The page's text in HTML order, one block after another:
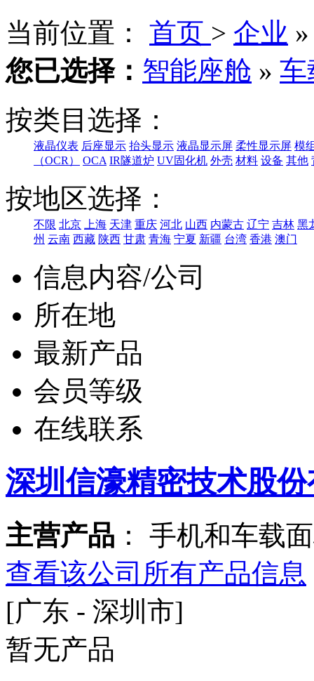
当前位置： 首页 > 企业
您已选择： 智能座舱 » 车
按类目选择：
液晶仪表 后座显示 抬头显示 液晶显示屏 柔性显示屏 模
（OCR）
OCA IR隧道炉 UV固化机 外壳 材料 设备 其他
按地区选择：
不限 北京 上海 天津 重庆 河北 山西 内蒙古 辽宁 吉林 黑
州 云南 西藏 陕西 甘肃 青海 宁夏 新疆 台湾 香港 澳门
信息内容/公司
所在地
最新产品
会员等级
在线联系
深圳信濠精密技术股
主营产品 ： 手机和车载
查看该公司所有产品信息
[广东 - 深圳市]
暂无产品